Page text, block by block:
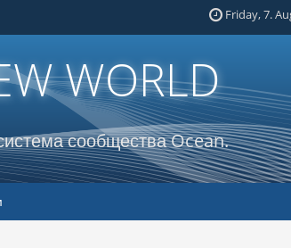
Friday, 7.
WORLD
сообщества Ocean.